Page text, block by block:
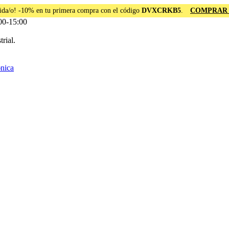
o! -10% en tu primera compra con el código DVXCRKB5.
15:00